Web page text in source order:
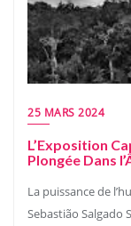
25 MARS 2024
L’Exposition
Plongée Dans
La puissance de
Sebastião Salgado